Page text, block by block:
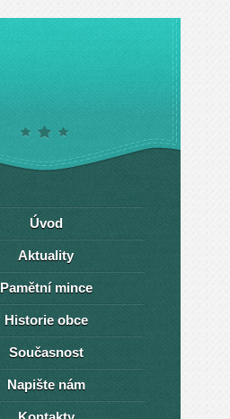
Úvod
Aktuality
Pamětní mince
Historie obce
Současnost
Napište nám